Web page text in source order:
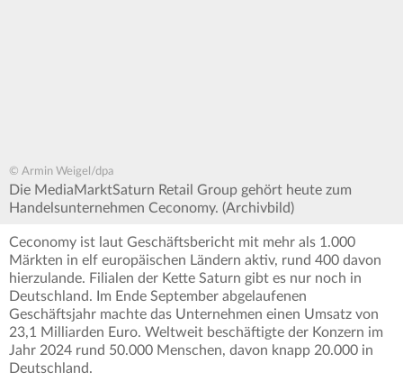
© Armin Weigel/dpa
Die MediaMarktSaturn Retail Group gehört heute zum
Handelsunternehmen Ceconomy. (Archivbild)
Ceconomy ist laut Geschäftsbericht mit mehr als 1.000
Märkten in elf europäischen Ländern aktiv, rund 400 davon
hierzulande. Filialen der Kette Saturn gibt es nur noch in
Deutschland. Im Ende September abgelaufenen
Geschäftsjahr machte das Unternehmen einen Umsatz von
23,1 Milliarden Euro. Weltweit beschäftigte der Konzern im
Jahr 2024 rund 50.000 Menschen, davon knapp 20.000 in
Deutschland.